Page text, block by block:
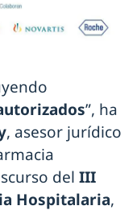
”, ha
, asesor jurídico
del III
Hospitalaria,